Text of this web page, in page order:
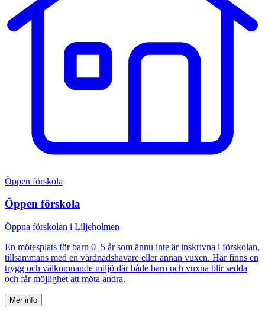
Öppen förskola
Öppen förskola
Öppna förskolan i Liljeholmen
En mötesplats för barn 0–5 år som ännu inte är inskrivna i förskolan,
tillsammans med en vårdnadshavare eller annan vuxen. Här finns en
trygg och välkomnande miljö där både barn och vuxna blir sedda
och får möjlighet att möta andra.
Mer info